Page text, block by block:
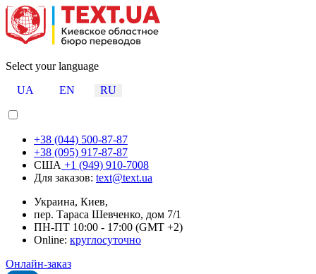
Select your language
UA
EN RU
+38 (044) 500-87-87
+38 (095) 917-87-87
США +1 (949) 910-7008
Для заказов: text@text.ua
Украина, Киев,
пер. Тараса Шевченко, дом 7/1
ПН-ПТ 10:00 - 17:00 (GMT +2)
Online: круглосуточно
Онлайн-заказ